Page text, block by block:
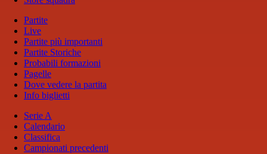
Partite
Live
Partite più importanti
Partite Storiche
Probabili formazioni
Pagelle
Dove vedere la partita
Info biglietti
Serie A
Calendario
Classifica
Campionati precedenti